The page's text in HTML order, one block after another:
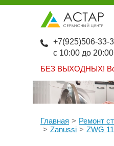
БЕЗ ВЫХОДНЫХ!
+7(925)506-33-
с 10:00 до 20:00
Главная
Ремонт
Zanussi
ZWG